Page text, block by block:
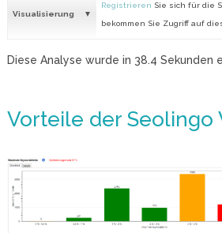
Visualisierung
Registrieren Sie sich für die
bekommen Sie Zugriff auf
Diese Analyse wurde in 38.4 Sekunden
Vorteile der Seolingo